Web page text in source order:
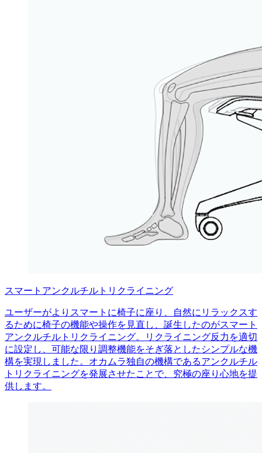
スマートアンクルチルトリクライニング
ユーザーがよりスマートに椅子に座り、自然にリラックスす
るために椅子の機能や操作を見直し、誕生したのがスマート
アンクルチルトリクライニング。リクライニング反力を適切
に設定し、可能な限り調整機能をそぎ落としたシンプルな機
構を実現しました。オカムラ独自の機構であるアンクルチル
トリクライニングを発展させたことで、究極の座り心地を提
供します。